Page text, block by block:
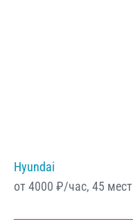
Hyundai
от 4000 ₽/час, 45 мест